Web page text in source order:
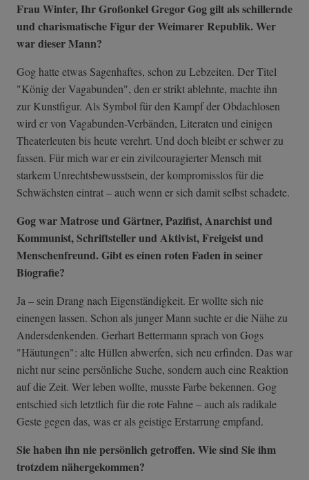
Frau Winter, Ihr Großonkel Gregor Gog gilt als schillernde
und charismatische Figur der Weimarer Republik. Wer
war dieser Mann?
Gog hatte etwas Sagenhaftes, schon zu Lebzeiten. Der Titel
"König der Vagabunden", den er strikt ablehnte, machte ihn
zur Kunstfigur. Als Symbol für den Kampf der Obdachlosen
wird er von Vagabunden-Verbänden, Literaten und einigen
Theaterleuten bis heute verehrt. Und doch bleibt er schwer zu
fassen. Für mich war er ein zivilcouragierter Mensch mit
starkem Unrechtsbewusstsein, der kompromisslos für die
Schwächsten eintrat – auch wenn er sich damit selbst schadete.
Gog war Matrose und Gärtner, Pazifist, Anarchist und
Kommunist, Schriftsteller und Aktivist, Freigeist und
Menschenfreund. Gibt es einen roten Faden in seiner
Biografie?
Ja – sein Drang nach Eigenständigkeit. Er wollte sich nie
einengen lassen. Schon als junger Mann suchte er die Nähe zu
Andersdenkenden. Gerhart Bettermann sprach von Gogs
"Häutungen": alte Hüllen abwerfen, sich neu erfinden. Das war
nicht nur seine persönliche Suche, sondern auch eine Reaktion
auf die Zeit. Wer leben wollte, musste Farbe bekennen. Gog
entschied sich letztlich für die rote Fahne – auch als radikale
Geste gegen das, was er als geistige Erstarrung empfand.
Sie haben ihn nie persönlich getroffen. Wie sind Sie ihm
trotzdem nähergekommen?